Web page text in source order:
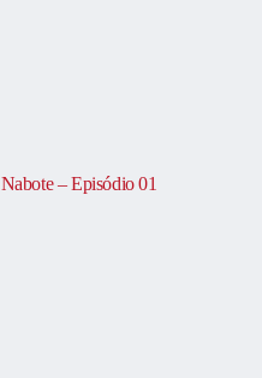
– Episódio 01